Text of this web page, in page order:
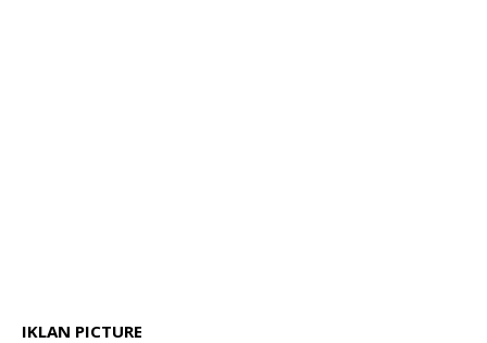
IKLAN PICTURE